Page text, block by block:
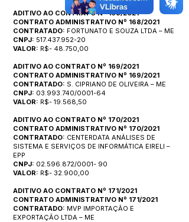
ADITIVO AO CONTRATO Nº 168/2021
CONTRATO ADMINISTRATIVO Nº 168/2021
CONTRATADO: FORTUNATO E SOUZA LTDA – ME
CNPJ: 517.437.952-20
VALOR: R$- 48.750,00
ADITIVO AO CONTRATO Nº 169/2021
CONTRATO ADMINISTRATIVO Nº 169/2021
CONTRATADO: S. CIPRIANO DE OLIVEIRA – ME
CNPJ: 03.993.740/0001-64
VALOR: R$- 19.568,50
ADITIVO AO CONTRATO Nº 170/2021
CONTRATO ADMINISTRATIVO Nº 170/2021
CONTRATADO: CENTERDATA ANÁLISES DE
SISTEMA E SERVIÇOS DE INFORMÁTICA EIRELI –
EPP
CNPJ: 02.596.872/0001- 90
VALOR: R$- 32.900,00
ADITIVO AO CONTRATO Nº 171/2021
CONTRATO ADMINISTRATIVO Nº 171/2021
CONTRATADO: MVP IMPORTAÇÃO E
EXPORTAÇÃO LTDA – ME